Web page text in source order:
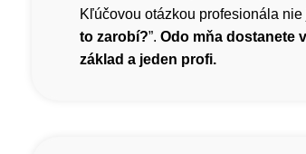
Kľúčovou otázkou profesionála nie
to zarobí?”. Odo mňa dostanete
základ a jeden profi.